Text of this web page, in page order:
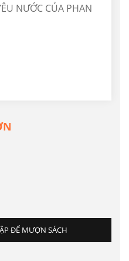
NƯỚC CỦA PHAN
ĐỂ MƯỢN SÁCH